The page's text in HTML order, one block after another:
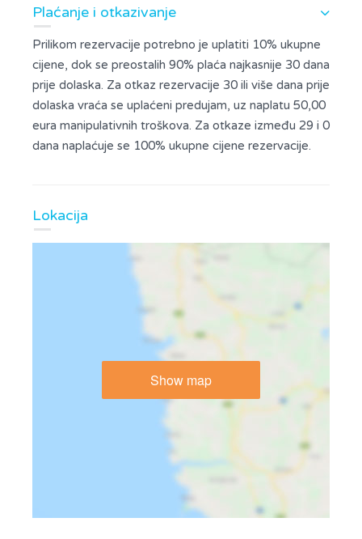
Plaćanje i otkazivanje
Prilikom rezervacije potrebno je uplatiti 10% ukupne
cijene, dok se preostalih 90% plaća najkasnije 30 dana
prije dolaska. Za otkaz rezervacije 30 ili više dana prije
dolaska vraća se uplaćeni predujam, uz naplatu 50,00
eura manipulativnih troškova. Za otkaze između 29 i 0
dana naplaćuje se 100% ukupne cijene rezervacije.
Lokacija
Show map